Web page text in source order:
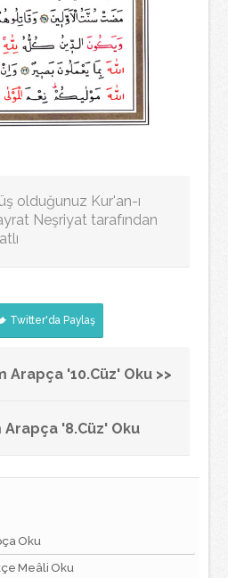
olduğunuz Kur'an-ı
Neşriyat tarafından
Twitter'da Paylaş
Arapça '10.Cüz' Oku >>
Arapça '8.Cüz' Oku
Oku
Meâli Oku